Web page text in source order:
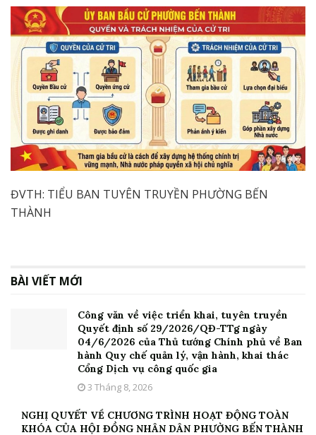
ĐVTH: TIỂU BAN TUYÊN TRUYỀN PHƯỜNG BẾN
THÀNH
BÀI VIẾT MỚI
Công văn về việc triển khai, tuyên truyền
Quyết định số 29/2026/QĐ-TTg ngày
04/6/2026 của Thủ tướng Chính phủ về Ban
hành Quy chế quản lý, vận hành, khai thác
Cổng Dịch vụ công quốc gia
3 Tháng 8, 2026
NGHỊ QUYẾT VỀ CHƯƠNG TRÌNH HOẠT ĐỘNG TOÀN
KHÓA CỦA HỘI ĐỒNG NHÂN DÂN PHƯỜNG BẾN THÀNH